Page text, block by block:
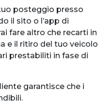
posteggio presso
il sito o l’app di
fare altro che recarti in
e il ritiro del tuo veicolo
prestabiliti in fase di
garantisce che i